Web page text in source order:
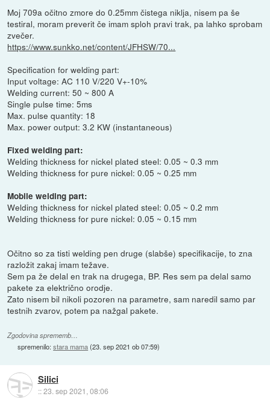
Moj 709a očitno zmore do 0.25mm čistega niklja, nisem pa še
testiral, moram preverit če imam sploh pravi trak, pa lahko sprobam
zvečer.
https://www.sunkko.net/content/JFHSW/70...
Specification for welding part:
Input voltage: AC 110 V/220 V+-10%
Welding current: 50 ~ 800 A
Single pulse time: 5ms
Max. pulse quantity: 18
Max. power output: 3.2 KW (instantaneous)
Fixed welding part:
Welding thickness for nickel plated steel: 0.05 ~ 0.3 mm
Welding thickness for pure nickel: 0.05 ~ 0.25 mm
Mobile welding part:
Welding thickness for nickel plated steel: 0.05 ~ 0.2 mm
Welding thickness for pure nickel: 0.05 ~ 0.15 mm
Očitno so za tisti welding pen druge (slabše) specifikacije, to zna
razložit zakaj imam težave.
Sem pa že delal en trak na drugega, BP. Res sem pa delal samo
pakete za električno orodje.
Zato nisem bil nikoli pozoren na parametre, sam naredil samo par
testnih zvarov, potem pa nažgal pakete.
Zgodovina sprememb…
spremenilo:stara mama(23. sep 2021 ob 07:59)
Silici
::23. sep 2021, 08:06